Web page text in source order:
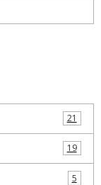
21
19
5